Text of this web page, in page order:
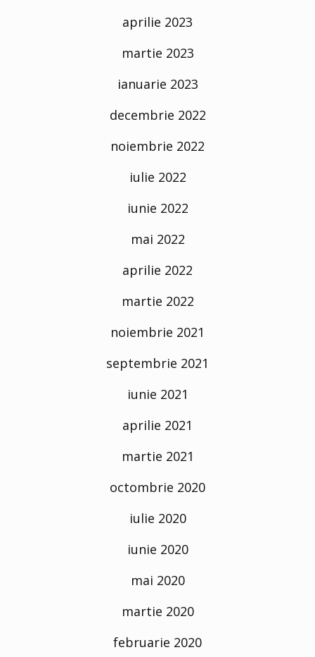
aprilie 2023
martie 2023
ianuarie 2023
decembrie 2022
noiembrie 2022
iulie 2022
iunie 2022
mai 2022
aprilie 2022
martie 2022
noiembrie 2021
septembrie 2021
iunie 2021
aprilie 2021
martie 2021
octombrie 2020
iulie 2020
iunie 2020
mai 2020
martie 2020
februarie 2020